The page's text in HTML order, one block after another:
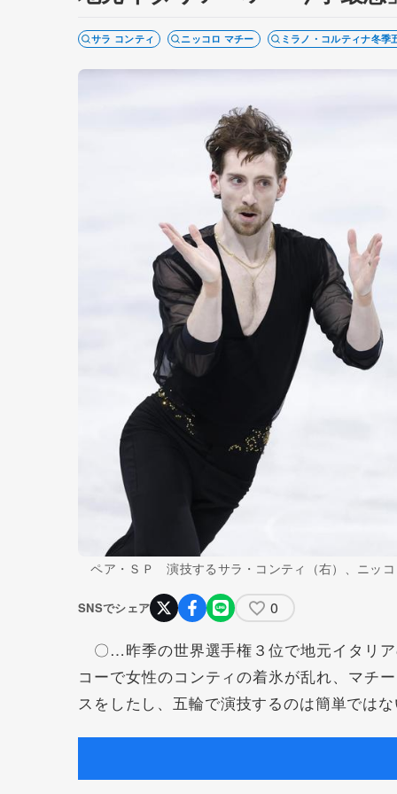
サラ コンティ ニッコロ マチー ミラノ・コルティナ冬季
ペア・ＳＰ 演技するサラ・コンティ（右）、ニッ
SNSでシェア 0
〇…昨季の世界選手権３位で地元イタリ
コーで女性のコンティの着氷が乱れ、マチ
スをしたし、五輪で演技するのは簡単では